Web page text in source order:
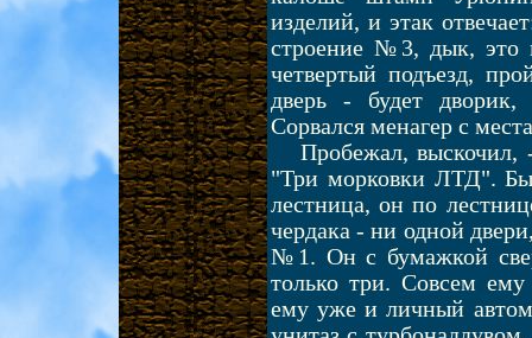
изделий, и этак
строение №3, дык, это
четвертый подъезд,
дверь - будет
Сорвался менагер с
Пробежал, выскочил,
"Три морковки ЛТД".
лестница, он по
чердака - ни одной
№1. Он с бумажкой
только три. Совсем
ему уже и личный